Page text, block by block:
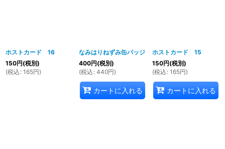
ホストカード 16
150円(税別)
(税込 : 165円)
なみはりねずみ缶バッジ
400円(税別)
(税込 : 440円)
カートに入れる
ホストカード 15
150円(税別)
(税込 : 165円)
カートに入れる